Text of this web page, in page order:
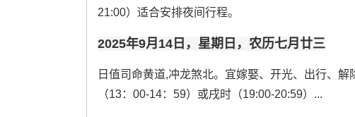
21:00）适合安排夜间行程。
2025年9月14日，星期日，农历七月廿三
日值司命黄道,冲龙煞北。宜嫁娶、开光、出行、
（13：00-14：59）或戌时（19:00-20:59）...